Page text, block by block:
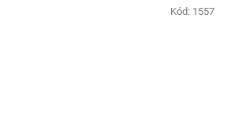
Kód: 1557